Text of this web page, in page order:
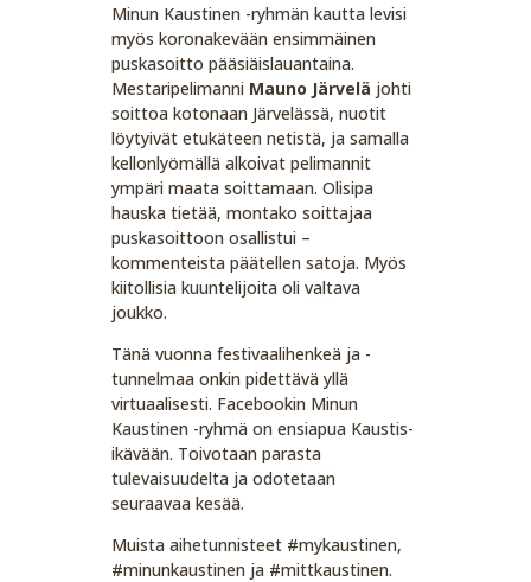
Minun Kaustinen -ryhmän kautta levisi
myös koronakevään ensimmäinen
puskasoitto pääsiäislauantaina.
Mestaripelimanni Mauno Järvelä johti
soittoa kotonaan Järvelässä, nuotit
löytyivät etukäteen netistä, ja samalla
kellonlyömällä alkoivat pelimannit
ympäri maata soittamaan. Olisipa
hauska tietää, montako soittajaa
puskasoittoon osallistui –
kommenteista päätellen satoja. Myös
kiitollisia kuuntelijoita oli valtava
joukko.
Tänä vuonna festivaalihenkeä ja -
tunnelmaa onkin pidettävä yllä
virtuaalisesti. Facebookin Minun
Kaustinen -ryhmä on ensiapua Kaustis-
ikävään. Toivotaan parasta
tulevaisuudelta ja odotetaan
seuraavaa kesää.
Muista aihetunnisteet #mykaustinen,
#minunkaustinen ja #mittkaustinen.